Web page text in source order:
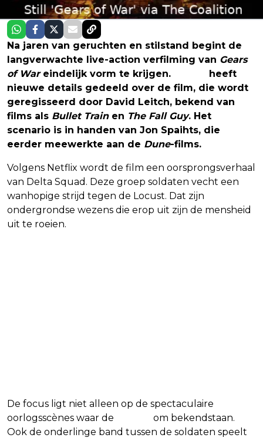
Na jaren van geruchten en stilstand begint de
langverwachte live-action verfilming van Gears
of Wareindelijk vorm te krijgen.
heeft
nieuwe details gedeeld over de film, die wordt
geregisseerd door David Leitch, bekend van
films als Bullet Trainen The Fall Guy. Het
scenario is in handen van Jon Spaihts, die
eerder meewerkte aan de Dune-films.
Volgens Netflix wordt de film een oorsprongsverhaal
van Delta Squad. Deze groep soldaten vecht een
wanhopige strijd tegen de Locust. Dat zijn
ondergrondse wezens die erop uit zijn de mensheid
uit te roeien.
De focus ligt niet alleen op de spectaculaire
oorlogsscènes waar de
om bekendstaan.
Ook de onderlinge band tussen de soldaten speelt